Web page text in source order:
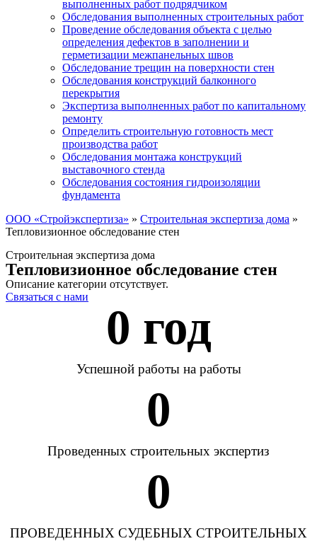
выполненных работ подрядчиком
Обследования выполненных строительных работ
Проведение обследования объекта с целью
определения дефектов в заполнении и
герметизации межпанельных швов
Обследование трещин на поверхности стен
Обследования конструкций балконного
перекрытия
Экспертиза выполненных работ по капитальному
ремонту
Определить строительную готовность мест
производства работ
Обследования монтажа конструкций
выставочного стенда
Обследования состояния гидроизоляции
фундамента
ООО «Стройэкспертиза» » Строительная экспертиза дома »
Тепловизионное обследование стен
Строительная экспертиза дома
Тепловизионное обследование стен
Описание категории отсутствует.
Связаться с нами
0 год
Успешной работы на работы
0
Проведенных строительных экспертиз
0
ПРОВЕДЕННЫХ СУДЕБНЫХ СТРОИТЕЛЬНЫХ